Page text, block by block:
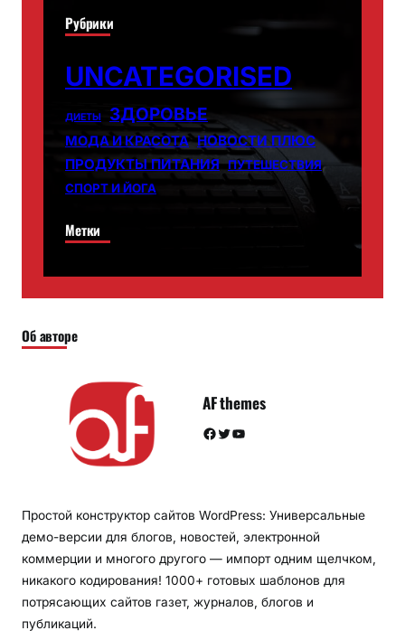
Рубрики
UNCATEGORISED
ДИЕТЫ ЗДОРОВЬЕ
МОДА И КРАСОТА НОВОСТИ ПЛЮС
ПРОДУКТЫ ПИТАНИЯ ПУТЕШЕСТВИЯ
СПОРТ И ЙОГА
Метки
Об авторе
AF themes
Facebook Twitter YouTube
Простой конструктор сайтов WordPress: Универсальные
демо-версии для блогов, новостей, электронной
коммерции и многого другого — импорт одним щелчком,
никакого кодирования! 1000+ готовых шаблонов для
потрясающих сайтов газет, журналов, блогов и
публикаций.